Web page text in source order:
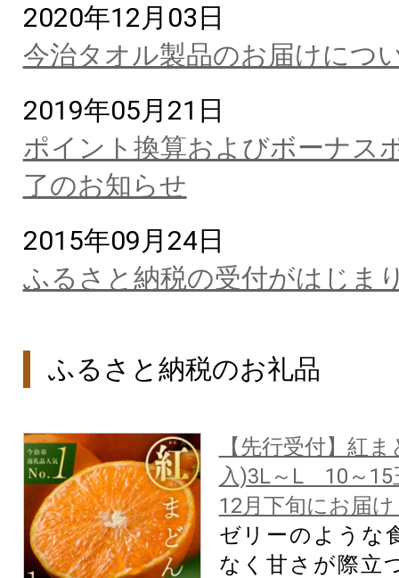
2020年12月03日
今治タオル製品のお届けにつ
2019年05月21日
ポイント換算およびボーナス
了のお知らせ
2015年09月24日
ふるさと納税の受付がはじま
ふるさと納税のお礼品
【先行受付】紅
入)3L～L 10～
12月下旬にお届
ゼリーのような
なく甘さが際立